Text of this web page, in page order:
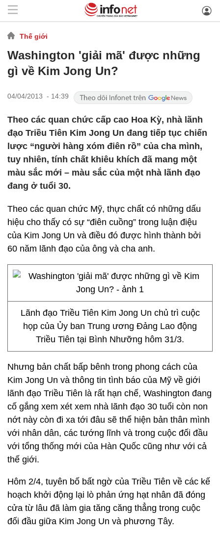
Thế giới
Washington 'giải mã' được những
gì về Kim Jong Un?
04/04/2013 - 14:39
Theo các quan chức cấp cao Hoa Kỳ, nhà lãnh
đạo Triều Tiên Kim Jong Un đang tiếp tục chiến
lược “người hàng xóm điên rồ” của cha mình,
tuy nhiên, tính chất khiêu khích đã mang một
màu sắc mới – màu sắc của một nhà lãnh đạo
đang ở tuổi 30.
Theo các quan chức Mỹ, thực chất có những dấu
hiệu cho thấy có sự “điên cuồng” trong luận điệu
của Kim Jong Un và điều đó được hình thành bởi
60 năm lãnh đạo của ông và cha anh.
Lãnh đạo Triều Tiên Kim Jong Un chủ trì cuộc
họp của Ủy ban Trung ương Đảng Lao động
Triều Tiên tại Bình Nhưỡng hôm 31/3.
Nhưng bản chất bấp bênh trong phong cách của
Kim Jong Un và thông tin tình báo của Mỹ về giới
lãnh đạo Triều Tiên là rất hạn chế, Washington đang
cố gắng xem xét xem nhà lãnh đạo 30 tuổi còn non
nớt này còn đi xa tới đâu sẽ thể hiện bản thân mình
với nhân dân, các tướng lĩnh và trong cuộc đối đầu
với tổng thống mới của Hàn Quốc cũng như với cả
thế giới.
Hôm 2/4, tuyên bố bất ngờ của Triều Tiên về các kế
hoạch khởi động lại lò phản ứng hạt nhân đã đóng
cửa từ lâu đã làm gia tăng căng thẳng trong cuộc
đối đầu giữa Kim Jong Un và phương Tây.